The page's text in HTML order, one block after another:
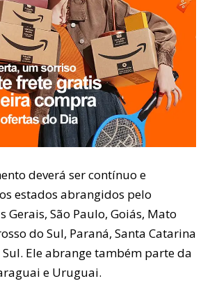
deverá ser contínuo e
estados abrangidos pelo
Gerais, São Paulo, Goiás, Mato
do Sul, Paraná, Santa Catarina
Sul. Ele abrange também parte da
e Uruguai.